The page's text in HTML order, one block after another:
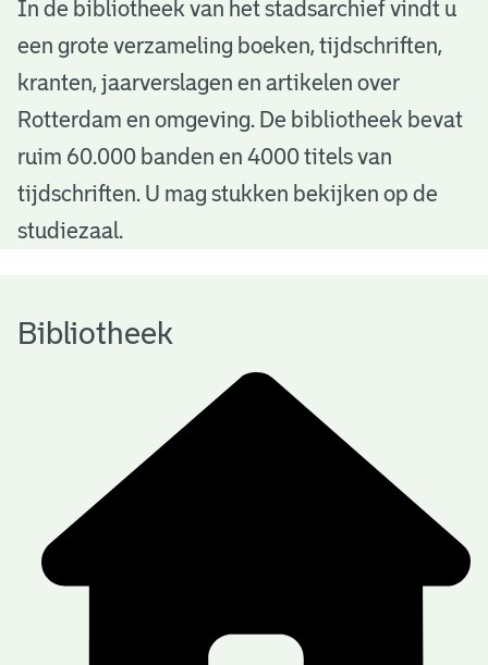
B
b
o
h
In de bibliotheek van het stadsarchief vindt u
een grote verzameling boeken, tijdschriften,
kranten, jaarverslagen en artikelen over
Rotterdam en omgeving. De bibliotheek bevat
ruim 60.000 banden en 4000 titels van
tijdschriften. U mag stukken bekijken op de
studiezaal.
Bibliotheek